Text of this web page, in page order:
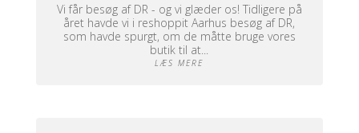
Vi får besøg af DR - og vi glæder os! Tidligere på
året havde vi i reshoppit Aarhus besøg af DR,
som havde spurgt, om de måtte bruge vores
butik til at...
LÆS MERE